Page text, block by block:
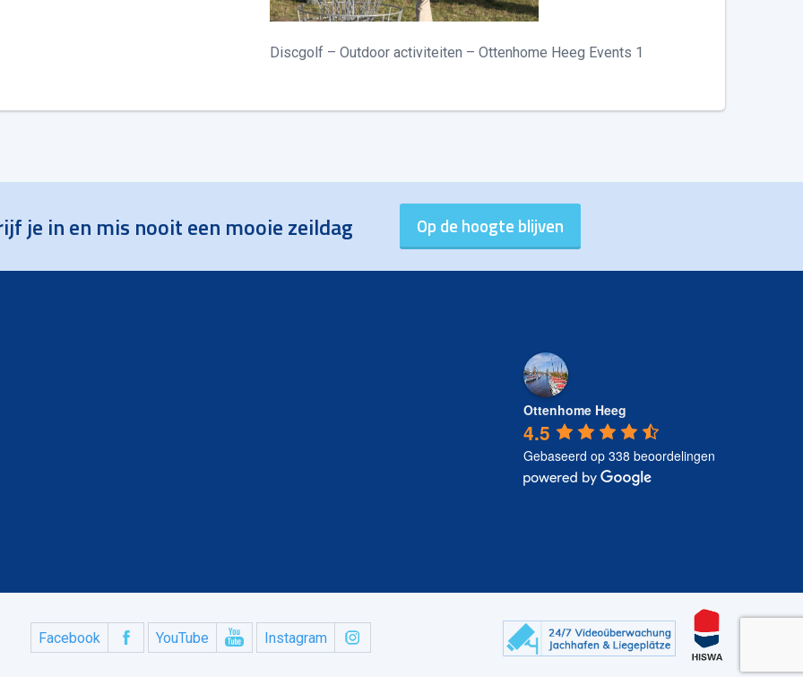
Discgolf – Outdoor activiteiten – Ottenhome Heeg Events 1
je in en mis nooit een mooie zeildag
Ottenhome Heeg
4.5
Gebaseerd op 338 beoordelingen
Facebook YouTube Instagram